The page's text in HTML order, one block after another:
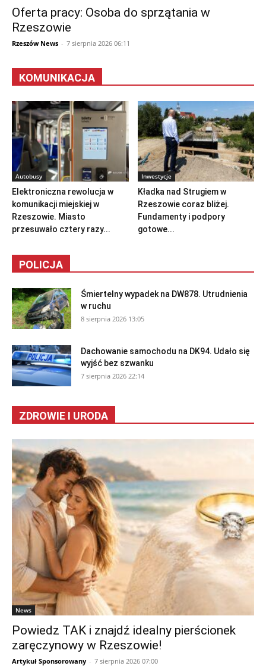
Oferta pracy: Osoba do sprzątania w
Rzeszowie
Rzeszów News - 7 sierpnia 2026 06:11
KOMUNIKACJA
Autobusy
Elektroniczna rewolucja w
komunikacji miejskiej w
Rzeszowie. Miasto
przesuwało cztery razy...
Inwestycje
Kładka nad Strugiem w
Rzeszowie coraz bliżej.
Fundamenty i podpory
gotowe...
POLICJA
Śmiertelny wypadek na DW878. Utrudnienia
w ruchu
8 sierpnia 2026 13:05
Dachowanie samochodu na DK94. Udało się
wyjść bez szwanku
7 sierpnia 2026 22:14
ZDROWIE I URODA
News
Powiedz TAK i znajdź idealny pierścionek
zaręczynowy w Rzeszowie!
Artykuł Sponsorowany - 7 sierpnia 2026 07:00